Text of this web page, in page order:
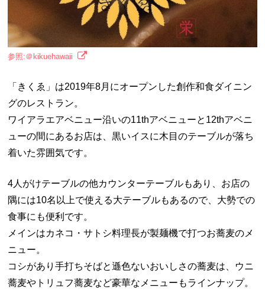
参照:＠kikuehawaii
「きくゑ」は2019年8月にオープンした創作和食ダイニン
グのレストラン。
ワイアラエアベニュー沿いの11thアベニューと12thアベニ
ューの間にあるお店は、黒いイスに木目のテーブルが落ち
着いた雰囲気です。
4人がけテーブルの他カウンターテーブルもあり、お店の
隅には10名以上で使える大テーブルもあるので、大勢での
食事にも便利です。
メインはカネコ・サトシ料理長が製麺機で打つお蕎麦のメ
ニュー。
コシがあり手打ちそばと遜色ないおいしさの蕎麦は、ウニ
蕎麦やトリュフ蕎麦など豪華なメニューもラインナップ。